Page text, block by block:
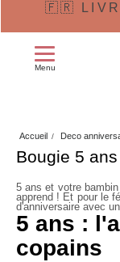
🇫🇷
Menu
Accueil Deco
Bougie 5 ans
5 ans et votre
apprend ! Et pour le
d'anniversaire avec
5 ans :
copains